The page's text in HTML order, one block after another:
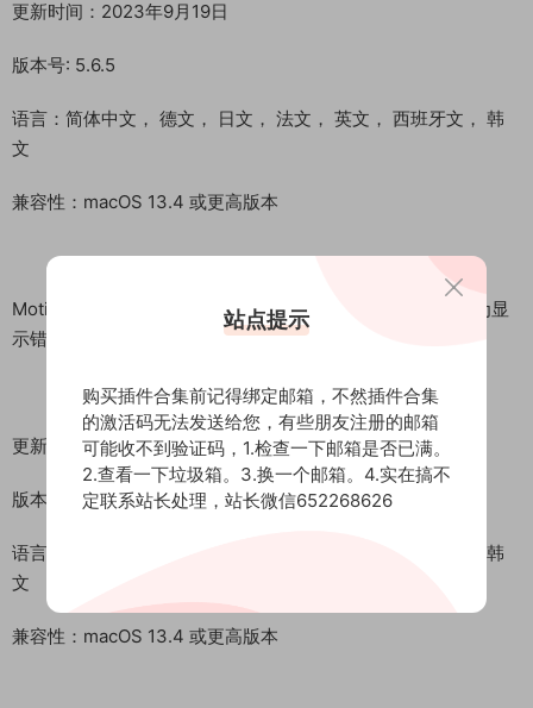
更新时间：2023年9月19日
版本号: 5.6.5
语言：简体中文， 德文， 日文， 法文， 英文， 西班牙文， 韩
文
兼容性：macOS 13.4 或更高版本
Motion 5.6.7 更新内容：修复了可能导致应用的“对齐到”行为显
示错误动画的问题。
更新时间：2023年10月5日
版本号: 5.6.7
语言：简体中文， 德文， 日文， 法文， 英文， 西班牙文， 韩
文
兼容性：macOS 13.4 或更高版本
站点提示
购买插件合集前记得绑定邮箱，不然插件合集
的激活码无法发送给您，有些朋友注册的邮箱
可能收不到验证码，1.检查一下邮箱是否已满。
2.查看一下垃圾箱。3.换一个邮箱。4.实在搞不
定联系站长处理，站长微信652268626